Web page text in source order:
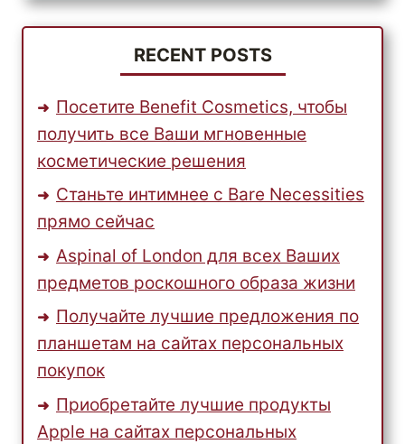
И
ВАННОЙ
КОМНАТЫ
RECENT POSTS
Посетите Benefit Cosmetics, чтобы
получить все Ваши мгновенные
косметические решения
Станьте интимнее с Bare Necessities
прямо сейчас
Aspinal of London для всех Ваших
предметов роскошного образа жизни
Получайте лучшие предложения по
планшетам на сайтах персональных
покупок
Приобретайте лучшие продукты
Apple на сайтах персональных